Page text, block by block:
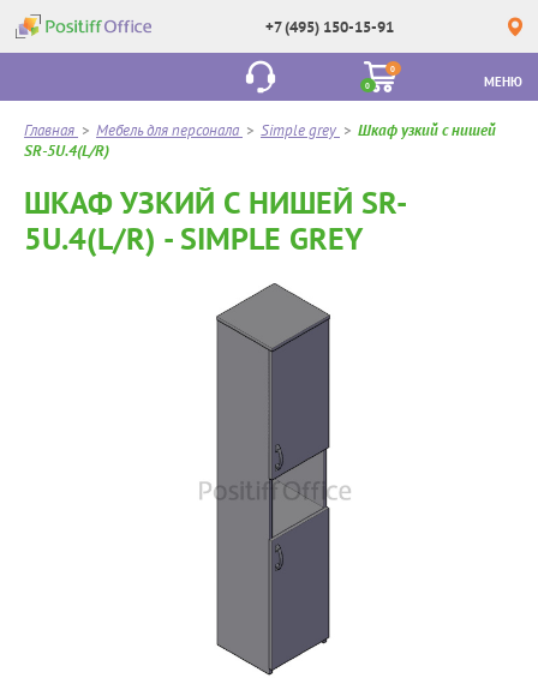
+7 (495) 150-15-91
0
0
МЕНЮ
Главная > Мебель для персонала > Simple grey > Шкаф узкий с нишей
SR-5U.4(L/R)
ШКАФ УЗКИЙ С НИШЕЙ SR-
5U.4(L/R) - SIMPLE GREY